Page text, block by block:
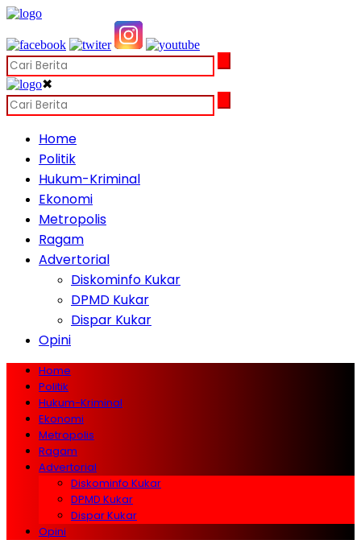
✖
Home
Politik
Hukum-Kriminal
Ekonomi
Metropolis
Ragam
Advertorial
Diskominfo Kukar
DPMD Kukar
Dispar Kukar
Opini
Home
Politik
Hukum-Kriminal
Ekonomi
Metropolis
Ragam
Advertorial
Diskominfo Kukar
DPMD Kukar
Dispar Kukar
Opini